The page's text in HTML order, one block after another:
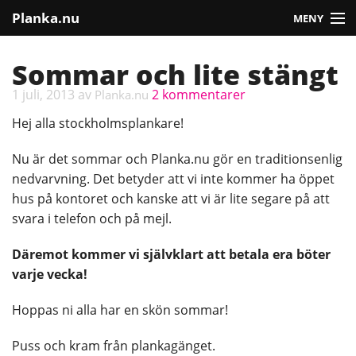
Planka.nu MENY
Plankning
Press
Engagera dig
Vanliga frågor
Gå med!
Sommar och lite stängt
1 juli, 2013 av Planka.nu 2 kommentarer
Hej alla stockholmsplankare!
Nu är det sommar och Planka.nu gör en traditionsenlig
nedvarvning. Det betyder att vi inte kommer ha öppet
hus på kontoret och kanske att vi är lite segare på att
svara i telefon och på mejl.
Däremot kommer vi självklart att betala era böter
varje vecka!
Hoppas ni alla har en skön sommar!
Puss och kram från plankagänget.